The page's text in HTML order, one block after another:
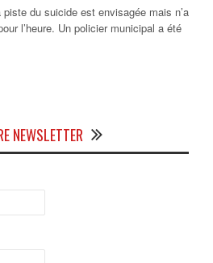
du suicide est envisagée mais n’a
l’heure. Un policier municipal a été
NEWSLETTER